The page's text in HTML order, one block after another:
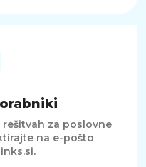
za poslovne
na e-pošto
.